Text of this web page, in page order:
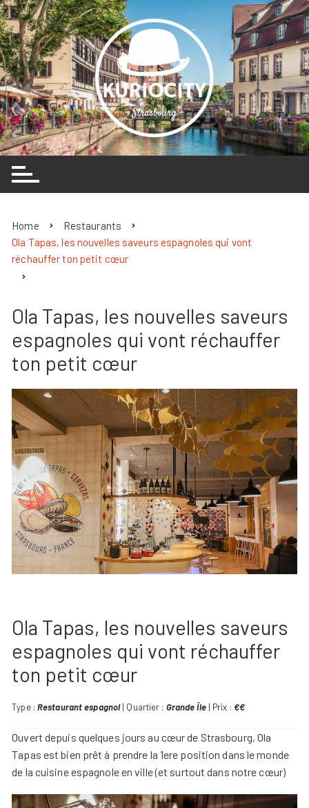
Skip
to
content
Home
Restaurants
Ola Tapas, les nouvelles saveurs espagnoles qui vont
réchauffer ton petit cœur
Ola Tapas, les nouvelles saveurs
espagnoles qui vont réchauffer
ton petit cœur
Ola Tapas, les nouvelles saveurs
espagnoles qui vont réchauffer
ton petit cœur
Type :Restaurant espagnol| Quartier : Grande Île| Prix : €€
Ouvert depuis quelques jours au cœur de Strasbourg, Ola
Tapas est bien prêt à prendre la 1ere position dans le monde
de la cuisine espagnole en ville (et surtout dans notre cœur)